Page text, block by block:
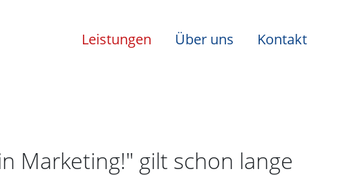
Leistungen Über uns Kontakt
Marketing!" gilt schon lange